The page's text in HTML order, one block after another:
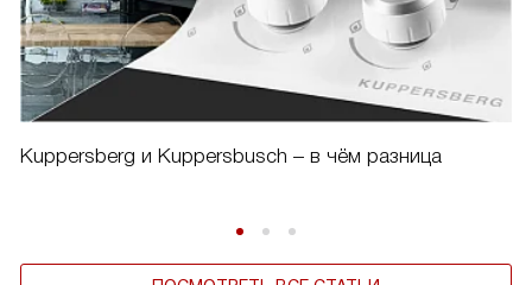
Kuppersberg и Kuppersbusch – в чём разница